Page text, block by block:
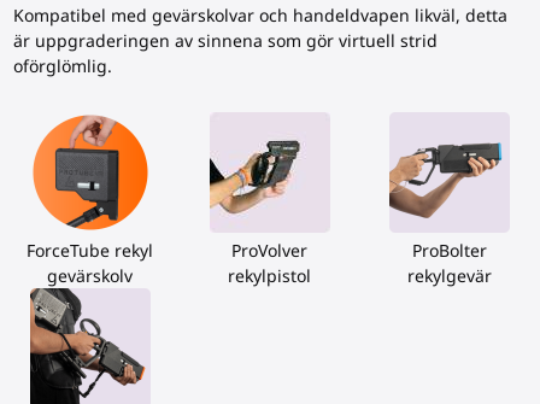
Kompatibel med gevärskolvaroch handeldvapen likväl, detta
är uppgraderingen av sinnena som gör virtuell strid
oförglömlig.
ForceTube rekyl
gevärskolv
ProVolver
rekylpistol
ProBolter
rekylgevär